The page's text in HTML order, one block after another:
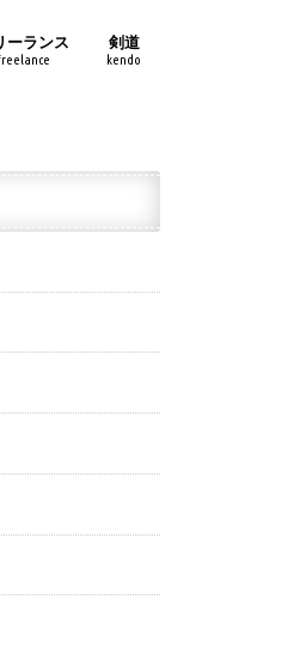
ーランス 剣道
kendo